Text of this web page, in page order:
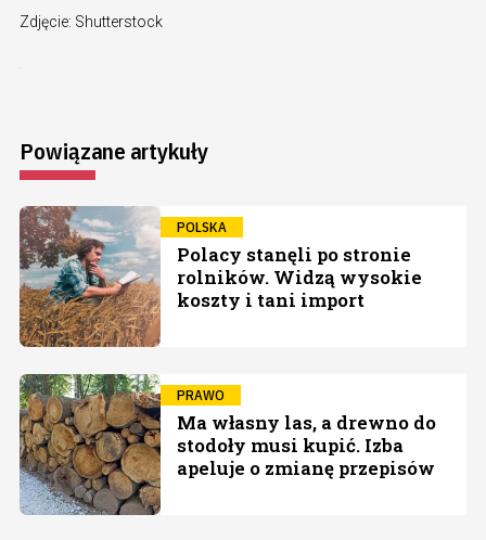
Zdjęcie: Shutterstock
Powiązane artykuły
POLSKA
Polacy stanęli po stronie
rolników. Widzą wysokie
koszty i tani import
PRAWO
Ma własny las, a drewno do
stodoły musi kupić. Izba
apeluje o zmianę przepisów